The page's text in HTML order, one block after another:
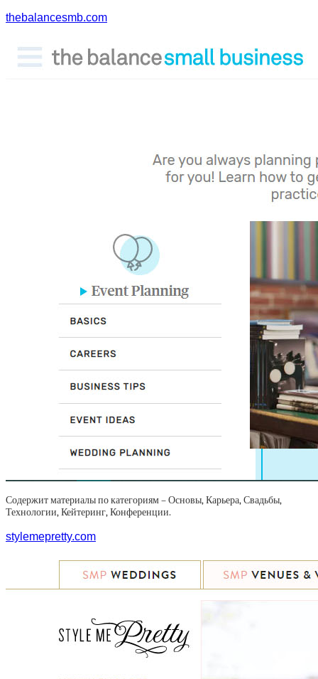
thebalancesmb.com
Содержит материалы по категориям – Основы, Карьера, Свадьбы,
Технологии, Кейтеринг, Конференции.
stylemepretty.com